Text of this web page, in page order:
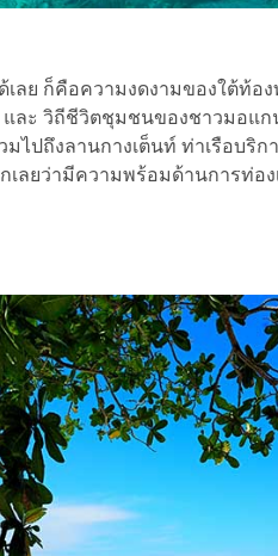
ย ก็คือความงดงามของใต้ท้อง
ละ วิถีชีวิตชุมชนของชาวมอแ
ปถึงลานกางเต็นท์ ท่าเรือบริก
เลยว่ามีความพร้อมด้านการท่อง